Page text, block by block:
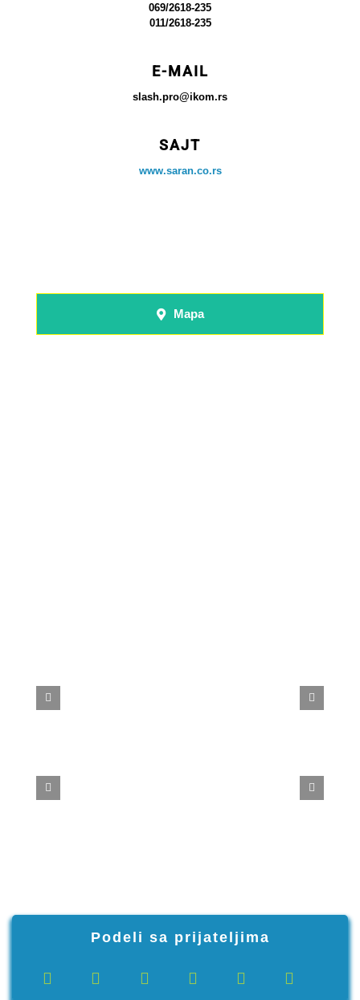
069/2618-235
011/2618-235
E-MAIL
slash.pro@ikom.rs
SAJT
www.saran.co.rs
Mapa
Podeli sa prijateljima